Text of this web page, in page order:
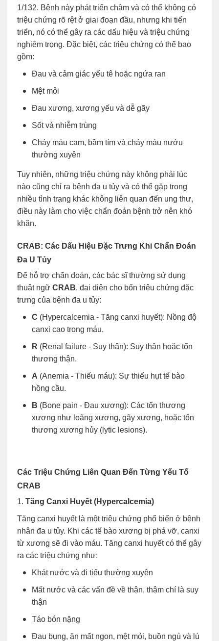
1/132. Bệnh này phát triển chậm và có thể không có
triệu chứng rõ rệt ở giai đoạn đầu, nhưng khi tiến
triển, nó có thể gây ra các dấu hiệu và triệu chứng
nghiêm trọng. Đặc biệt, các triệu chứng có thể bao
gồm:
Đau và cảm giác yếu tê hoặc ngứa ran
Mệt mỏi
Đau xương, xương yếu và dễ gãy
Sốt và nhiễm trùng
Chảy máu cam, bầm tím và chảy máu nướu
thường xuyên
Tuy nhiên, những triệu chứng này không phải lúc
nào cũng chỉ ra bệnh đa u tủy và có thể gặp trong
nhiều tình trạng khác không liên quan đến ung thư,
điều này làm cho việc chẩn đoán bệnh trở nên khó
khăn.
CRAB: Các Dấu Hiệu Đặc Trưng Khi Chẩn Đoán
Đa U Tủy
Để hỗ trợ chẩn đoán, các bác sĩ thường sử dụng
thuật ngữ CRAB, đại diện cho bốn triệu chứng đặc
trưng của bệnh đa u tủy:
C (Hypercalcemia - Tăng canxi huyết): Nồng độ
canxi cao trong máu.
R (Renal failure - Suy thận): Suy thận hoặc tổn
thương thận.
A (Anemia - Thiếu máu): Sự thiếu hụt tế bào
hồng cầu.
B (Bone pain - Đau xương): Các tổn thương
xương như loãng xương, gãy xương, hoặc tổn
thương xương hủy (lytic lesions).
Các Triệu Chứng Liên Quan Đến Từng Yếu Tố
CRAB
1. Tăng Canxi Huyết (Hypercalcemia)
Tăng canxi huyết là một triệu chứng phổ biến ở bệnh
nhân đa u tủy. Khi các tế bào xương bị phá vỡ, canxi
từ xương sẽ đi vào máu. Tăng canxi huyết có thể gây
ra các triệu chứng như:
Khát nước và đi tiểu thường xuyên
Mất nước và các vấn đề về thận, thậm chí là suy
thận
Táo bón nặng
Đau bụng, ăn mất ngon, mệt mỏi, buồn ngủ và lú